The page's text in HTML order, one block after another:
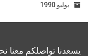
يوليو 1990
يسعدنا تواصلكم معنا